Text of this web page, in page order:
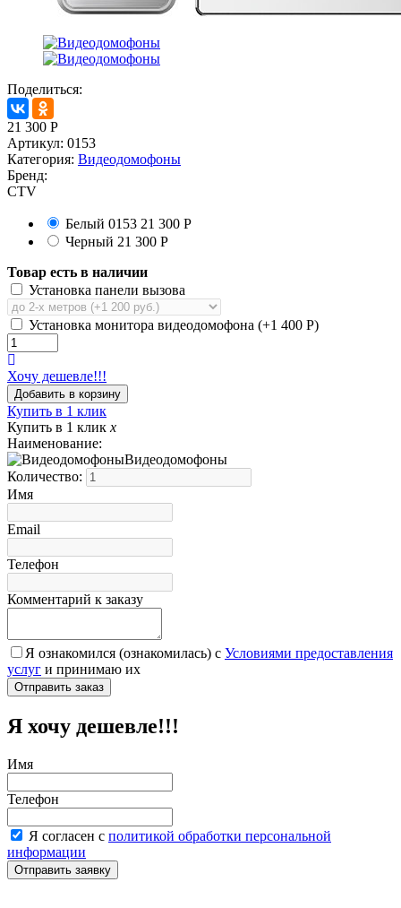
Поделиться:
21 300 Р
Артикул: 0153
Категория: Видеодомофоны
Бренд:
CTV
Белый 0153 21 300 Р
Черный 21 300 Р
Товар есть в наличии
Установка панели вызова
Установка монитора видеодомофона (+1 400 Р)
Хочу дешевле!!!
Купить в 1 клик
Купить в 1 клик x
Наименование:
Видеодомофоны
Количество:
Имя
Email
Телефон
Комментарий к заказу
Я ознакомился (ознакомилась) с Условиями предоставления
услуг и принимаю их
Я хочу дешевле!!!
Имя
Телефон
Я согласен с политикой обработки персональной
информации